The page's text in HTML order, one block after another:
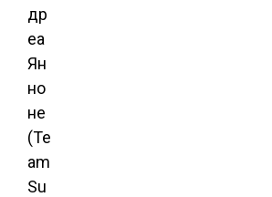
др
еа
Ян
но
не
(Te
am
Su